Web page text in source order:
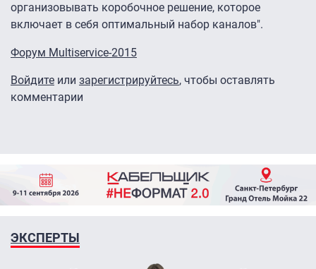
организовывать коробочное решение, которое
включает в себя оптимальный набор каналов".
Форум Multiservice-2015
Войдите или зарегистрируйтесь, чтобы оставлять
комментарии
ЭКСПЕРТЫ